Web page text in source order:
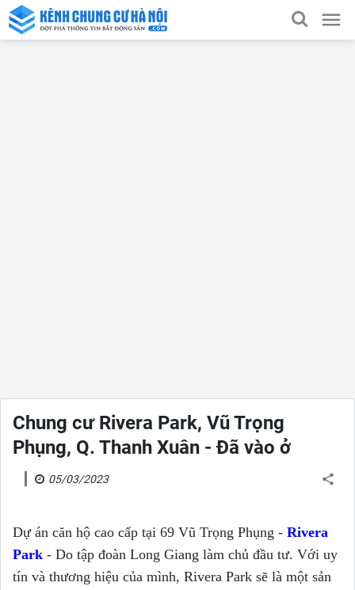
Chung cư Rivera Park, Vũ Trọng
Phụng, Q. Thanh Xuân - Đã vào ở
05/03/2023
Dự án căn hộ cao cấp tại 69 Vũ Trọng Phụng - Rivera
Park - Do tập đoàn Long Giang làm chủ đầu tư. Với uy
tín và thương hiệu của mình, Rivera Park sẽ là một sản